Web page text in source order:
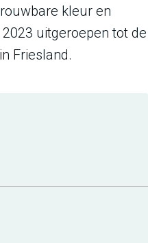
kleur en
uitgeroepen tot de
Friesland.